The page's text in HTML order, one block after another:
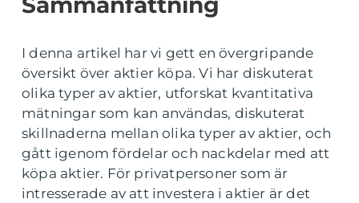
I denna artikel har vi gett en övergripande
översikt över aktier köpa. Vi har diskuterat
olika typer av aktier, utforskat kvantitativa
mätningar som kan användas, diskuterat
skillnaderna mellan olika typer av aktier, och
gått igenom fördelar och nackdelar med att
köpa aktier. För privatpersoner som är
intresserade av att investera i aktier är det